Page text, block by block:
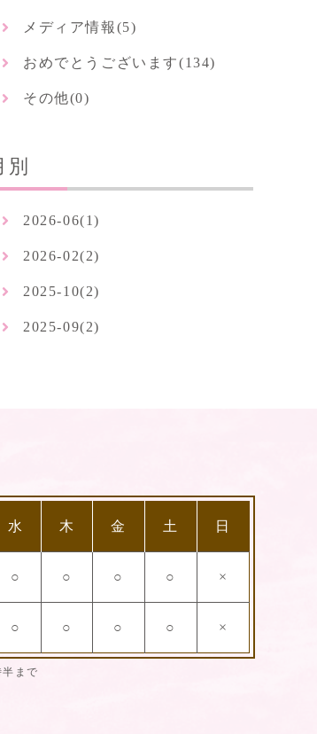
メディア情報(5)
おめでとうございます(134)
その他(0)
別
2026-06(1)
2026-02(2)
2025-10(2)
2025-09(2)
水 木 金 土 日
○ ○ ○ ○ ×
○ ○ ○ ○ ×
まで